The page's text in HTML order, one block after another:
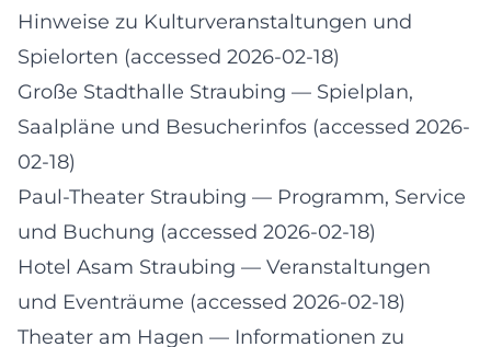
Hinweise zu Kulturveranstaltungen und
Spielorten (accessed 2026-02-18)
Große Stadthalle Straubing — Spielplan,
Saalpläne und Besucherinfos (accessed 2026-
02-18)
Paul-Theater Straubing — Programm, Service
und Buchung (accessed 2026-02-18)
Hotel Asam Straubing — Veranstaltungen
und Eventräume (accessed 2026-02-18)
Theater am Hagen — Informationen zu